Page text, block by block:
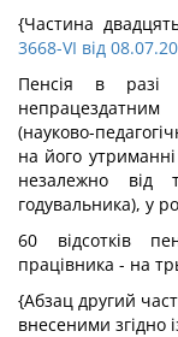
{Частина
3668-VI від
Пенсія в разі
(науково-
на його
незалежно
годувальника), у
60 відсотків
працівника - на
{Абзац другий
внесеними згідно